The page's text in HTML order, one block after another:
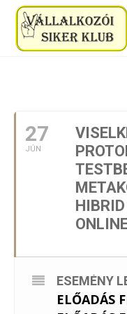
27
JÚN
ESEMÉNY
ELŐADÁS